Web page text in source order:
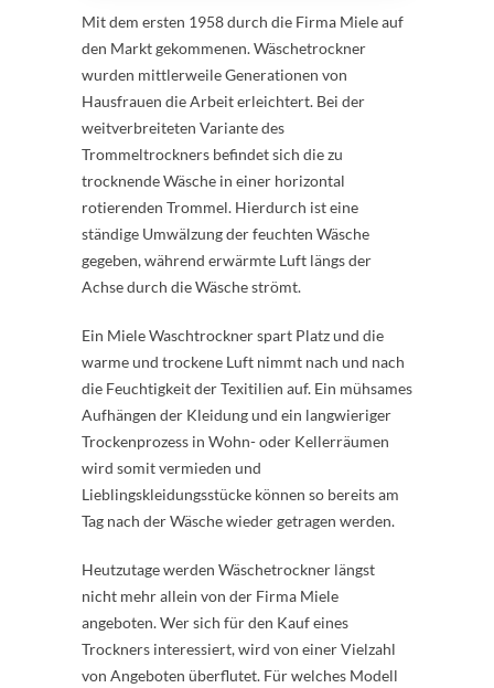
Mit dem ersten 1958 durch die Firma Miele auf
den Markt gekommenen. Wäschetrockner
wurden mittlerweile Generationen von
Hausfrauen die Arbeit erleichtert. Bei der
weitverbreiteten Variante des
Trommeltrockners befindet sich die zu
trocknende Wäsche in einer horizontal
rotierenden Trommel. Hierdurch ist eine
ständige Umwälzung der feuchten Wäsche
gegeben, während erwärmte Luft längs der
Achse durch die Wäsche strömt.
Ein Miele Waschtrockner spart Platz und die
warme und trockene Luft nimmt nach und nach
die Feuchtigkeit der Texitilien auf. Ein mühsames
Aufhängen der Kleidung und ein langwieriger
Trockenprozess in Wohn- oder Kellerräumen
wird somit vermieden und
Lieblingskleidungsstücke können so bereits am
Tag nach der Wäsche wieder getragen werden.
Heutzutage werden Wäschetrockner längst
nicht mehr allein von der Firma Miele
angeboten. Wer sich für den Kauf eines
Trockners interessiert, wird von einer Vielzahl
von Angeboten überflutet. Für welches Modell